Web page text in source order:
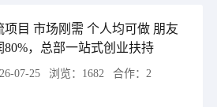
目 市场刚需 个人均可做 朋友
80%，总部一站式创业扶持
07-25 浏览： 1682 合作： 2